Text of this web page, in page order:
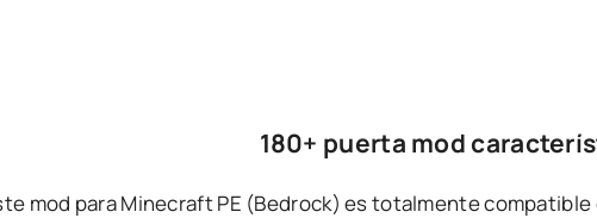
180+ puerta mod
mod para Minecraft PE (Bedrock) es totalmente